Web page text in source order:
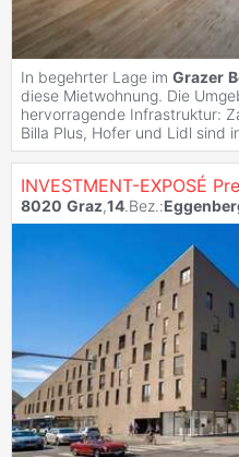
In begehrter Lage im Grazer
diese Mietwohnung. Die
hervorragende Infrastruktur:
Billa Plus, Hofer und Lidl sind
8020 Graz,14.Bez.: